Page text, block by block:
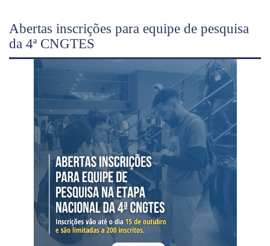
Abertas inscrições para equipe de pesquisa
da 4ª CNGTES